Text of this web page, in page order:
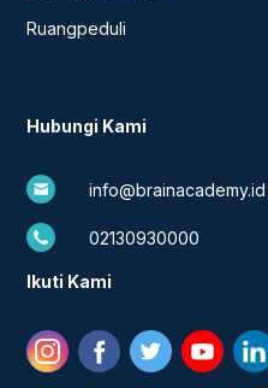
Ruangpeduli
Hubungi Kami
info@brainacademy.id
02130930000
Ikuti Kami